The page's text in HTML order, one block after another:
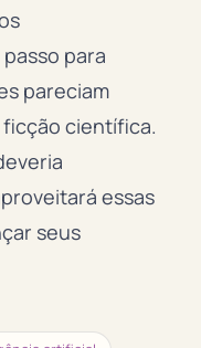
para
pareciam
científica.
essas
seus